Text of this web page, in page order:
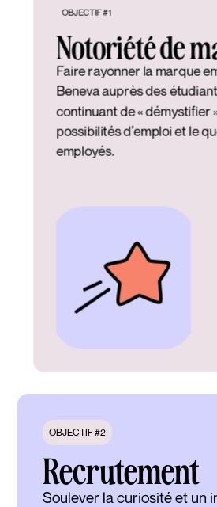
OBJECTIF #1
Notoriété de
Faire rayonner la marque
Beneva auprès des
continuant de « démystifier
possibilités d’emploi et le
employés.
OBJECTIF #2
Recrutement
Soulever la curiosité et un